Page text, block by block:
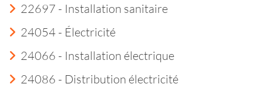
22697 - Installation sanitaire
24054 - Électricité
24066 - Installation électrique
24086 - Distribution électricité